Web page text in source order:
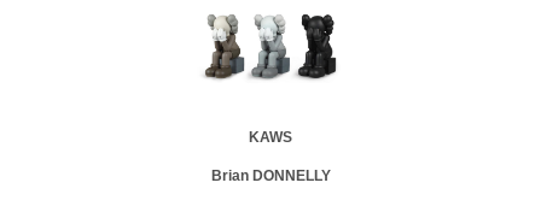
KAWS
Brian DONNELLY